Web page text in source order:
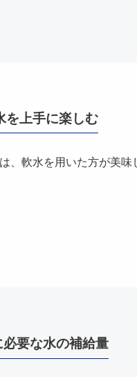
を上手に楽しむ
、軟水を用いた方が美
必要な水の補給量